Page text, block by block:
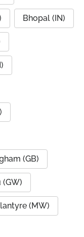
Bhopal (IN)
(GB)
(GW)
(MW)